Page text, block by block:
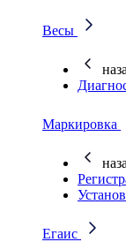
Весы
Маркировка
Егаис